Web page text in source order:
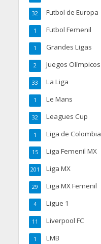
Futbol de Europa
32
Futbol Femenil
1
Grandes Ligas
1
Juegos Olímpicos
2
La Liga
33
Le Mans
1
Leagues Cup
32
Liga de Colombia
1
Liga Femenil MX
15
Liga MX
201
Liga MX Femenil
29
Ligue 1
4
Liverpool FC
11
LMB
1